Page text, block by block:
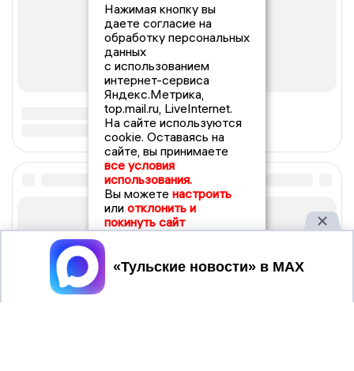
Нажимая кнопку вы
даете согласие на
обработку персональных
данных
с использованием
интернет-сервиса
Яндекс.Метрика,
top.mail.ru, LiveInternet.
На сайте используются
cookie. Оставаясь на
сайте, вы принимаете
все условия
использования.
Вы можете настроить
или отклонить и
покинуть сайт
Принять